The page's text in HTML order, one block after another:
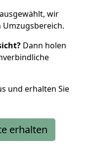
wir
Umzugsbereich.
Dann holen
und erhalten Sie
erhalten